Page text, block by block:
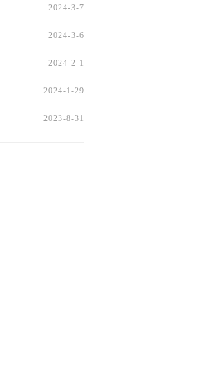
2024-3-7
2024-3-6
2024-2-1
2024-1-29
2023-8-31